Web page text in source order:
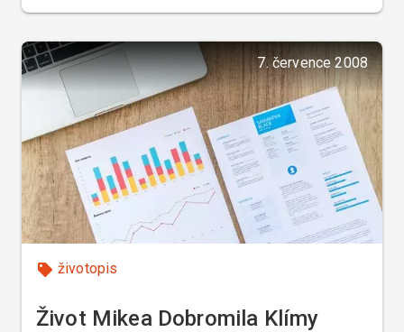
7. července 2008
životopis
Život Mikea Dobromila Klímy